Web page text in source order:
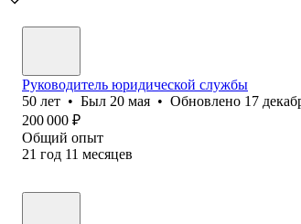
Руководитель юридической службы
50 лет • Был 20 мая • Обновлено 17
200 000 ₽
Общий опыт
21 год 11 месяцев